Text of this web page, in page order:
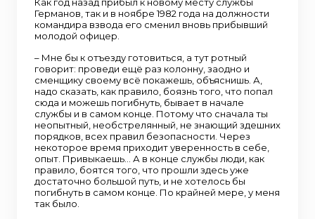
Как год назад прибыл к новому месту службы
Германов, так и в ноябре 1982 года на должности
командира взвода его сменил вновь прибывший
молодой офицер.
– Мне бы к отъезду готовиться, а тут ротный
говорит: проведи ещё раз колонну, заодно и
сменщику своему всё покажешь, объяснишь. А,
надо сказать, как правило, боязнь того, что попал
сюда и можешь погибнуть, бывает в начале
службы и в самом конце. Потому что сначала ты
неопытный, необстрелянный, не знающий здешних
порядков, всех правил безопасности. Через
некоторое время приходит уверенность в себе,
опыт. Привыкаешь… А в конце службы люди, как
правило, боятся того, что прошли здесь уже
достаточно большой путь, и не хотелось бы
погибнуть в самом конце. По крайней мере, у меня
так было.